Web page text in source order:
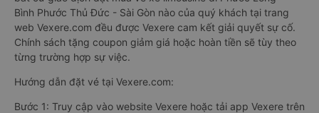
Bình Phước Thủ Đức - Sài Gòn nào của quý khách tại trang
web Vexere.com đều được Vexere cam kết giải quyết sự cố.
Chính sách tặng coupon giảm giá hoặc hoàn tiền sẽ tùy theo
từng trường hợp sự việc.
Hướng dẫn đặt vé tại Vexere.com:
Bước 1: Truy cập vào website Vexere hoặc tải app Vexere trên